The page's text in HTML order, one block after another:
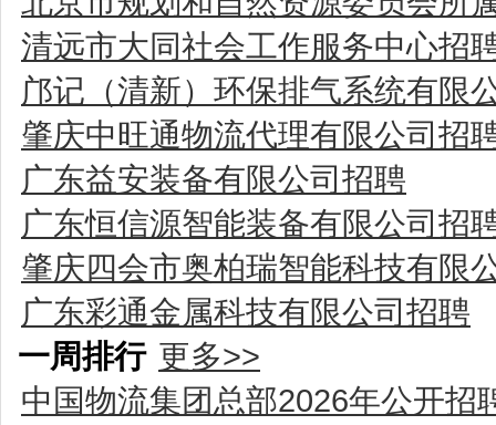
清远市大同社会工作服务中心招
邝记（清新）环保排气系统有限
肇庆中旺通物流代理有限公司招
广东益安装备有限公司招聘
广东恒信源智能装备有限公司招
肇庆四会市奥柏瑞智能科技有限
广东彩通金属科技有限公司招聘
一周排行 更多>>
中国物流集团总部2026年公开招